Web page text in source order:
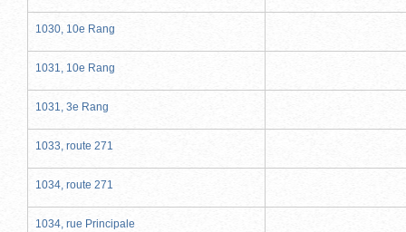
1030, 10e Rang
1031, 10e Rang
1031, 3e Rang
1033, route 271
1034, route 271
1034, rue Principale